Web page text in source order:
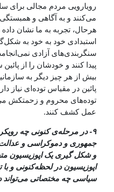
رویارویی مردم مجالی برای
می‌کنند و به آگاهی و همبستگی
هرحال، تجربه به ما نشان داده
استبدادی خود به خود به
سنگربندی‌های آزادی
پیدا کنند و خودشان را از پائین
بیش از هر چیز دیگر به
پائین در مقیاس توده‌ای نیاز
توده‌های محروم و زحمتکش
عمل کشف کنند.
۹- در مرحله‌ی کنونی چه
جمهوری و دموکراسی و عدالت
و شکل گیری یک اپوزیسیون
اپوزیسیون در لحظه‌کنونی و با
سیاسی چه مختصاتی می‌تواند